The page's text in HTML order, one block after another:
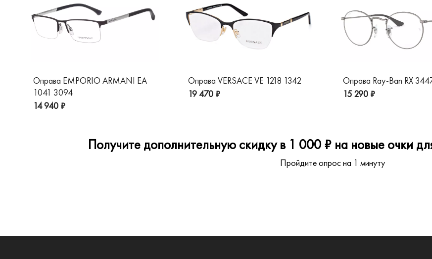
Оправа EMPORIO ARMANI EA
1041 3094
14 940 ₽
Оправа VERSACE VE 1218 1342
19 470 ₽
Оправа Ray-Ban RX
15 290 ₽
Получите дополнительную скидку в 1 000 ₽ на новые очки
Пройдите опрос на 1 минуту